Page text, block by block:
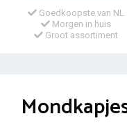
Goedkoopste van NL
Morgen in huis
Groot assortiment